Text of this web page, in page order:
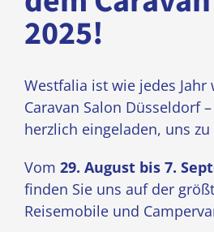
2025!
Westfalia ist wie jedes
Caravan Salon Düsseldorf
herzlich eingeladen, uns
Vom 29. August bis 7.
finden Sie uns auf der
Reisemobile und